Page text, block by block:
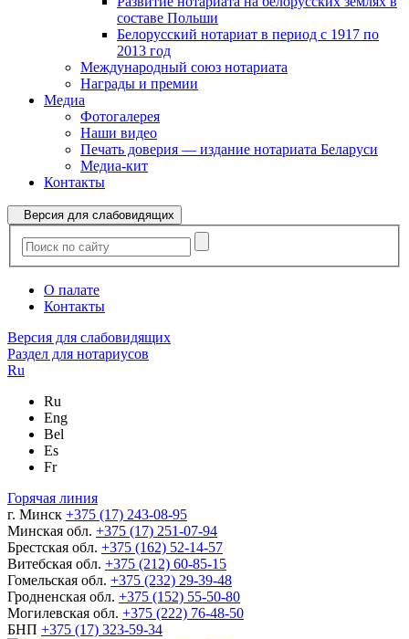
составе Польши
Белорусский нотариат в период с 1917 по
2013 год
Международный союз нотариата
Награды и премии
Медиа
Фотогалерея
Наши видео
Печать доверия — издание нотариата Беларуси
Медиа-кит
Контакты
Версия для слабовидящих
О палате
Контакты
Версия для слабовидящих
Раздел для нотариусов
Ru
Ru
Eng
Bel
Es
Fr
Горячая линия
г. Минск +375 (17) 243-08-95
Минская обл. +375 (17) 251-07-94
Брестская обл. +375 (162) 52-14-57
Витебская обл. +375 (212) 60-85-15
Гомельская обл. +375 (232) 29-39-48
Гродненская обл. +375 (152) 55-50-80
Могилевская обл. +375 (222) 76-48-50
БНП +375 (17) 323-59-34